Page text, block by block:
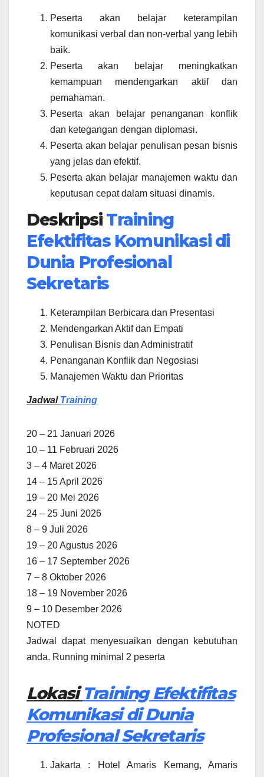
Peserta akan belajar keterampilan
komunikasi verbal dan non-verbal yang lebih
baik.
Peserta akan belajar meningkatkan
kemampuan mendengarkan aktif dan
pemahaman.
Peserta akan belajar penanganan konflik
dan ketegangan dengan diplomasi.
Peserta akan belajar penulisan pesan bisnis
yang jelas dan efektif.
Peserta akan belajar manajemen waktu dan
keputusan cepat dalam situasi dinamis.
Deskripsi Training
Efektifitas Komunikasi di
Dunia Profesional
Sekretaris
Keterampilan Berbicara dan Presentasi
Mendengarkan Aktif dan Empati
Penulisan Bisnis dan Administratif
Penanganan Konflik dan Negosiasi
Manajemen Waktu dan Prioritas
Jadwal Training
20 – 21 Januari 2026
10 – 11 Februari 2026
3 – 4 Maret 2026
14 – 15 April 2026
19 – 20 Mei 2026
24 – 25 Juni 2026
8 – 9 Juli 2026
19 – 20 Agustus 2026
16 – 17 September 2026
7 – 8 Oktober 2026
18 – 19 November 2026
9 – 10 Desember 2026
NOTED
Jadwal dapat menyesuaikan dengan kebutuhan
anda. Running minimal 2 peserta
LokasiTraining Efektifitas
Komunikasi di Dunia
Profesional Sekretaris
Jakarta : Hotel Amaris Kemang, Amaris